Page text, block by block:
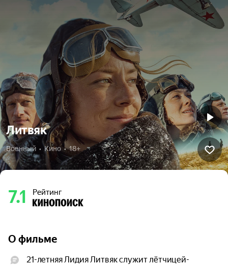
Литвяк
Военный  •  Кино  •  18+
7.1 Рейтинг
О фильме
21-летняя Лидия Литвяк служит лётчицей-